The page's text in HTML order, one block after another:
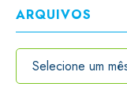
ARQUIVOS